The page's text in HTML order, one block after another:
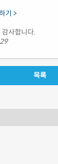
기 >
사합니다.
목록